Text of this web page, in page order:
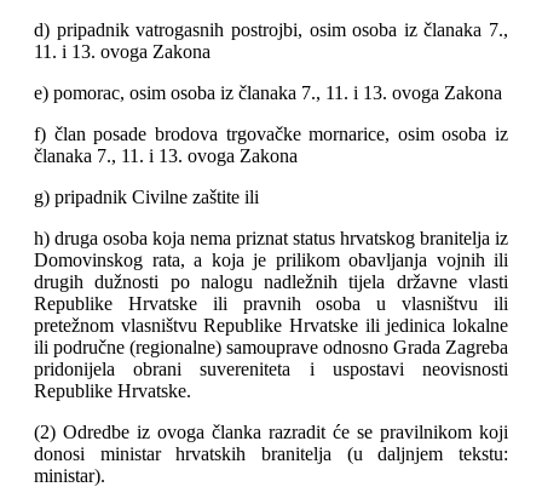
d) pripadnik vatrogasnih postrojbi, osim osoba iz članaka 7.,
11. i 13. ovoga Zakona
e) pomorac, osim osoba iz članaka 7., 11. i 13. ovoga Zakona
f) član posade brodova trgovačke mornarice, osim osoba iz
članaka 7., 11. i 13. ovoga Zakona
g) pripadnik Civilne zaštite ili
h) druga osoba koja nema priznat status hrvatskog branitelja iz
Domovinskog rata, a koja je prilikom obavljanja vojnih ili
drugih dužnosti po nalogu nadležnih tijela državne vlasti
Republike Hrvatske ili pravnih osoba u vlasništvu ili
pretežnom vlasništvu Republike Hrvatske ili jedinica lokalne
ili područne (regionalne) samouprave odnosno Grada Zagreba
pridonijela obrani suvereniteta i uspostavi neovisnosti
Republike Hrvatske.
(2) Odredbe iz ovoga članka razradit će se pravilnikom koji
donosi ministar hrvatskih branitelja (u daljnjem tekstu:
ministar).